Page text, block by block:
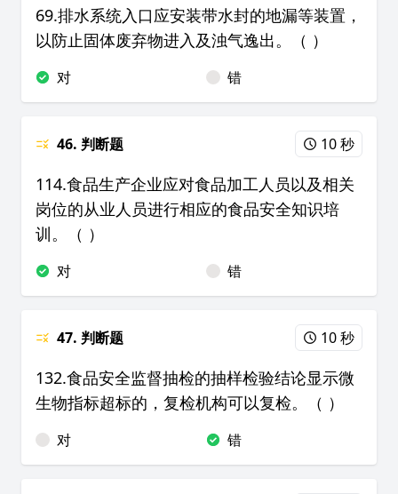
69.排水系统入口应安装带水封的地漏等装置，
以防止固体废弃物进入及浊气逸出。（ ）
对 错
46. 判断题 10 秒
114.食品生产企业应对食品加工人员以及相关
岗位的从业人员进行相应的食品安全知识培
训。（ ）
对 错
47. 判断题 10 秒
132.食品安全监督抽检的抽样检验结论显示微
生物指标超标的，复检机构可以复检。（ ）
对 错